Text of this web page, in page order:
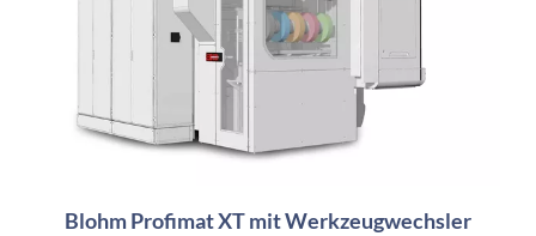
Blohm Profimat XT mit Werkzeugwechsler